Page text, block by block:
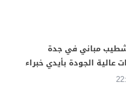
مباني في جدة